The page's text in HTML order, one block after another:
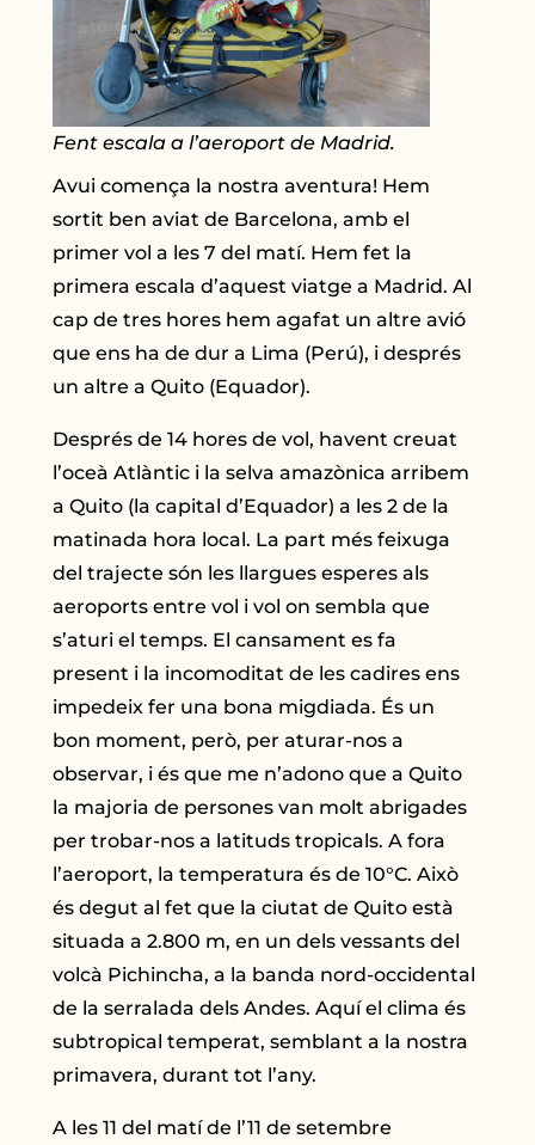
Fent escala a l’aeroport de Madrid.
Avui comença la nostra aventura! Hem
sortit ben aviat de Barcelona, amb el
primer vol a les 7 del matí. Hem fet la
primera escala d’aquest viatge a Madrid. Al
cap de tres hores hem agafat un altre avió
que ens ha de dur a Lima (Perú), i després
un altre a Quito (Equador).
Després de 14 hores de vol, havent creuat
l’oceà Atlàntic i la selva amazònica arribem
a Quito (la capital d’Equador) a les 2 de la
matinada hora local. La part més feixuga
del trajecte són les llargues esperes als
aeroports entre vol i vol on sembla que
s’aturi el temps. El cansament es fa
present i la incomoditat de les cadires ens
impedeix fer una bona migdiada. És un
bon moment, però, per aturar-nos a
observar, i és que me n’adono que a Quito
la majoria de persones van molt abrigades
per trobar-nos a latituds tropicals. A fora
l’aeroport, la temperatura és de 10°C. Això
és degut al fet que la ciutat de Quito està
situada a 2.800 m, en un dels vessants del
volcà Pichincha, a la banda nord-occidental
de la serralada dels Andes. Aquí el clima és
subtropical temperat, semblant a la nostra
primavera, durant tot l’any.
A les 11 del matí de l’11 de setembre